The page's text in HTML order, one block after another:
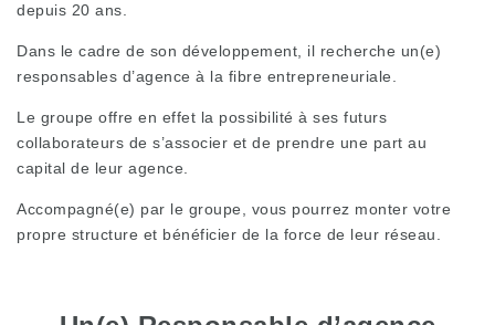
depuis 20 ans.
Dans le cadre de son développement, il recherche un(e)
responsables d’agence à la fibre entrepreneuriale.
Le groupe offre en effet la possibilité à ses futurs
collaborateurs de s’associer et de prendre une part au
capital de leur agence.
Accompagné(e) par le groupe, vous pourrez monter votre
propre structure et bénéficier de la force de leur réseau.